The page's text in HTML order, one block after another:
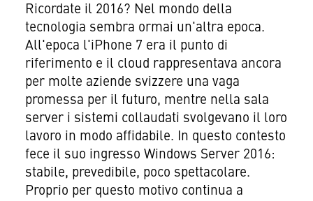
Ricordate il 2016? Nel mondo della
tecnologia sembra ormai un'altra epoca.
All'epoca l'iPhone 7 era il punto di
riferimento e il cloud rappresentava ancora
per molte aziende svizzere una vaga
promessa per il futuro, mentre nella sala
server i sistemi collaudati svolgevano il loro
lavoro in modo affidabile. In questo contesto
fece il suo ingresso Windows Server 2016:
stabile, prevedibile, poco spettacolare.
Proprio per questo motivo continua a